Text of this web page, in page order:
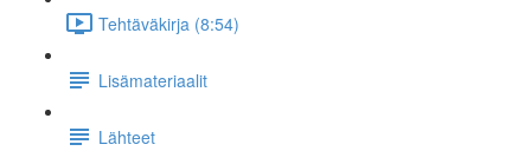
Tehtäväkirja (8:54)
Lisämateriaalit
Lähteet